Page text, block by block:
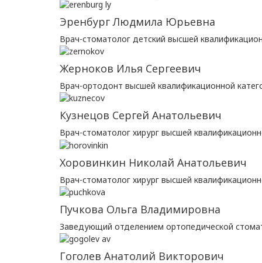
Эренбург Людмила Юрьевна
Врач-стоматолог детский высшей
Жерноков Илья Сергеевич
Врач-ортодонт высшей квалификационной
Кузнецов Сергей Анатольевич
Врач-стоматолог хирург высшей
Хоровинкин Николай Анатольевич
Врач-стоматолог хирург высшей
Пучкова Ольга Владимировна
Заведующий отделением ортопедической
Гоголев Анатолий Викторович